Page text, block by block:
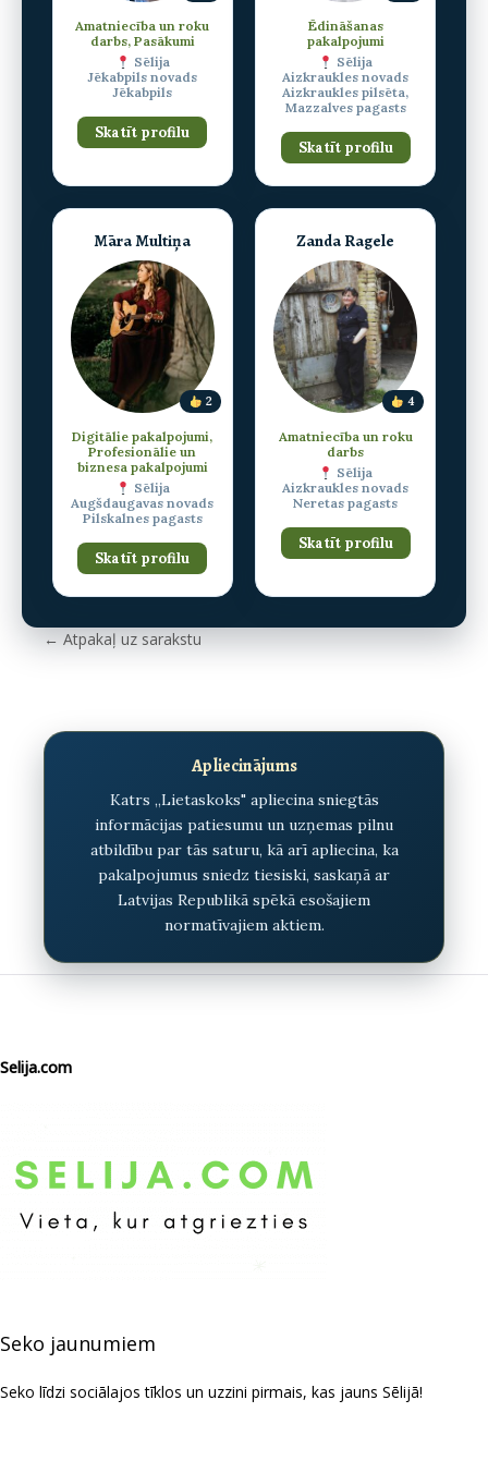
Amatniecība un roku
darbs, Pasākumi
Sēlija
Jēkabpils novads
Jēkabpils
Skatīt profilu
Ēdināšanas
pakalpojumi
Sēlija
Aizkraukles novads
Aizkraukles pilsēta,
Mazzalves pagasts
Skatīt profilu
Māra Multiņa
2
Digitālie pakalpojumi,
Profesionālie un
biznesa pakalpojumi
Sēlija
Augšdaugavas novads
Pilskalnes pagasts
Skatīt profilu
Zanda Ragele
4
Amatniecība un roku
darbs
Sēlija
Aizkraukles novads
Neretas pagasts
Skatīt profilu
← Atpakaļ uz sarakstu
Apliecinājums
Katrs „Lietaskoks" apliecina sniegtās
informācijas patiesumu un uzņemas pilnu
atbildību par tās saturu, kā arī apliecina, ka
pakalpojumus sniedz tiesiski, saskaņā ar
Latvijas Republikā spēkā esošajiem
normatīvajiem aktiem.
Selija.com
Seko jaunumiem
Seko līdzi sociālajos tīklos un uzzini pirmais, kas jauns Sēlijā!